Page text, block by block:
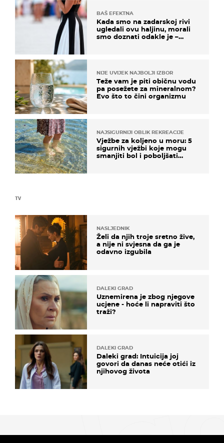
TV
NASLJEDNIK
Želi da njih troje sretno žive,
a nije ni svjesna da ga je
odavno izgubila
DALEKI GRAD
Uznemirena je zbog njegove
ucjene - hoće li napraviti što
traži?
DALEKI GRAD
Daleki grad: Intuicija joj
govori da danas neće otići iz
njihovog života
BAŠ EFEKTNA
Kada smo na zadarskoj rivi
ugledali ovu haljinu, morali
smo doznati odakle je –
NIJE UVIJEK NAJBOLJI IZBOR
Teže vam je piti običnu vodu
pa posežete za mineralnom?
Evo što to čini organizmu
NAJSIGURNIJI OBLIK REKREACIJE
Vježbe za koljeno u moru: 5
sigurnih vježbi koje mogu
smanjiti bol i poboljšati